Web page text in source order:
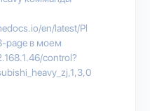
en/latest/Pl
page в моем
control?